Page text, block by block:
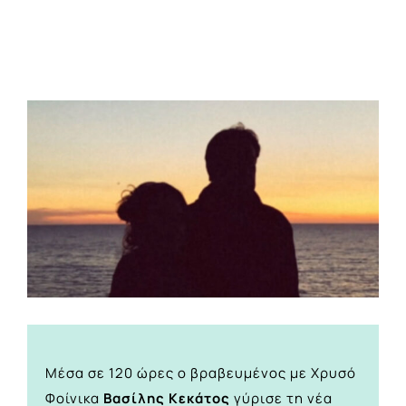
Μέσα σε 120 ώρες ο βραβευμένος με Χρυσό
Φοίνικα Βασίλης Κεκάτος γύρισε τη νέα